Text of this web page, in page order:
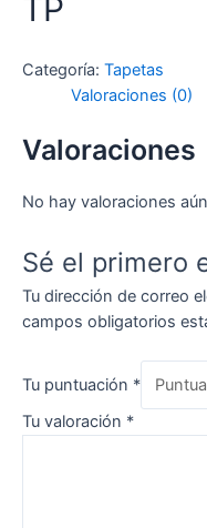
TP
Categoría: Tapetas
Valoraciones (0)
Valoraciones
No hay valoraciones
Sé el primero
Tu dirección de correo
campos obligatorios
Tu puntuación *
Tu valoración *